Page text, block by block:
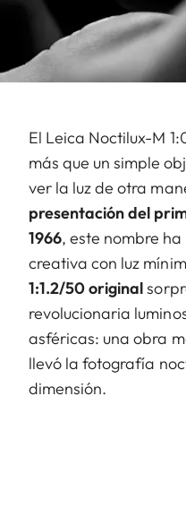
El Leica Noctilux-M
más que un simple
ver la luz de otra
presentación del
1966, este nombre
creativa con luz
1:1.2/50 original
revolucionaria
asféricas: una obra
llevó la fotografía
dimensión.